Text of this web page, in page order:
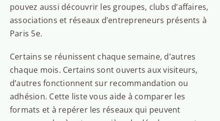
pouvez aussi découvrir les groupes, clubs d’affaires,
associations et réseaux d’entrepreneurs présents à
Paris 5e.
Certains se réunissent chaque semaine, d’autres
chaque mois. Certains sont ouverts aux visiteurs,
d’autres fonctionnent sur recommandation ou
adhésion. Cette liste vous aide à comparer les
formats et à repérer les réseaux qui peuvent